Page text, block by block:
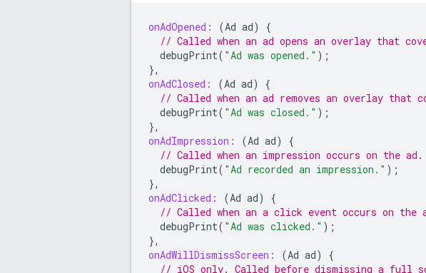
onAdOpened: (Ad ad)
{
// Called when an ad opens an overlay that
debugPrint( "Ad was opened." );
},
onAdClosed:
(Ad ad)
{
// Called when an ad removes an overlay that
debugPrint( "Ad was closed." );
},
onAdImpression:
(Ad ad)
{
// Called when an impression occurs on the ad.
debugPrint( "Ad recorded an impression." );
},
onAdClicked:
(Ad ad)
{
// Called when an a click event occurs on the
debugPrint( "Ad was clicked." );
},
onAdWillDismissScreen:
(Ad ad)
{
// iOS only. Called before dismissing a full